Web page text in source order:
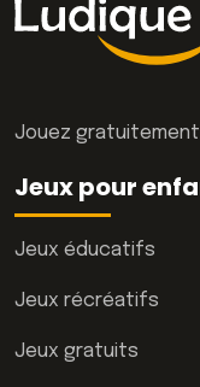
Jouez gratuitement
Jeux pour
Jeux éducatifs
Jeux récréatifs
Jeux gratuits